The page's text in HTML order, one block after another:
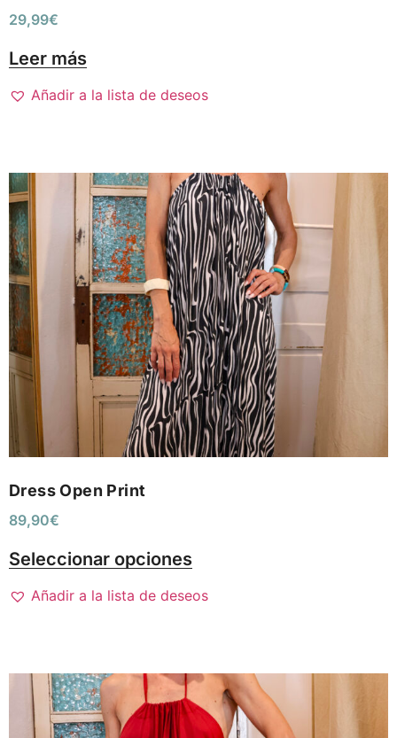
29,99€
Leer más
Añadir a la lista de deseos
Dress Open Print
89,90€
Seleccionar opciones
Añadir a la lista de deseos